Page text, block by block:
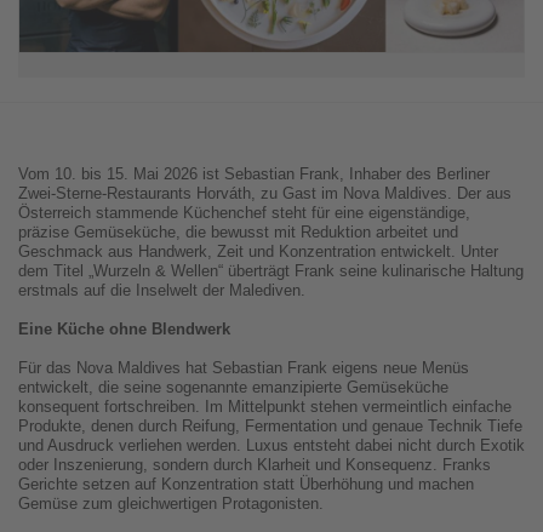
Vom 10. bis 15. Mai 2026 ist Sebastian Frank, Inhaber des Berliner
Zwei-Sterne-Restaurants Horváth, zu Gast im Nova Maldives. Der aus
Österreich stammende Küchenchef steht für eine eigenständige,
präzise Gemüseküche, die bewusst mit Reduktion arbeitet und
Geschmack aus Handwerk, Zeit und Konzentration entwickelt. Unter
dem Titel „Wurzeln & Wellen“ überträgt Frank seine kulinarische Haltung
erstmals auf die Inselwelt der Malediven.
Eine Küche ohne Blendwerk
Für das Nova Maldives hat Sebastian Frank eigens neue Menüs
entwickelt, die seine sogenannte emanzipierte Gemüseküche
konsequent fortschreiben. Im Mittelpunkt stehen vermeintlich einfache
Produkte, denen durch Reifung, Fermentation und genaue Technik Tiefe
und Ausdruck verliehen werden. Luxus entsteht dabei nicht durch Exotik
oder Inszenierung, sondern durch Klarheit und Konsequenz. Franks
Gerichte setzen auf Konzentration statt Überhöhung und machen
Gemüse zum gleichwertigen Protagonisten.